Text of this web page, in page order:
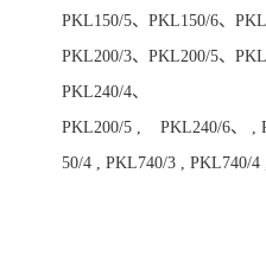
PKL150/5、PKL150/6、
PKL200/3、PKL200/5、
PKL240/4、
PKL200/5 , PKL240/6、 ,
50/4 , PKL740/3 , PKL740/